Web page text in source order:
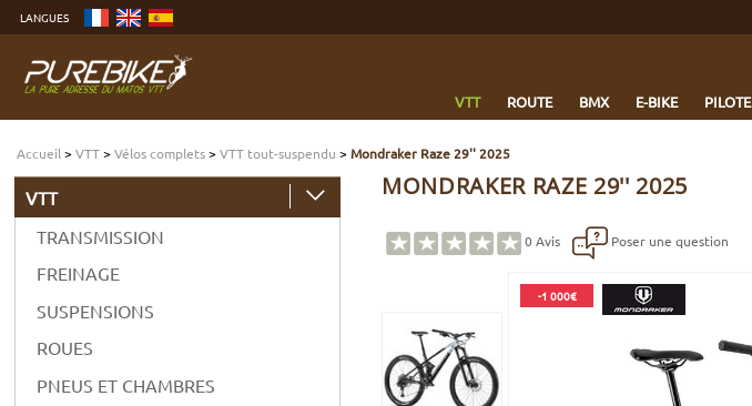
contenu
menu
Aller
LANGUES
VTT ROUTE BMX E-BIKE PILOTE
Accueil >VTT>Vélos complets>VTT tout-suspendu >Mondraker Raze 29'' 2025
MONDRAKER RAZE 29'' 2025
0 Avis Poser une question
-1 000€
VTT
TRANSMISSION
FREINAGE
SUSPENSIONS
ROUES
PNEUS ET CHAMBRES